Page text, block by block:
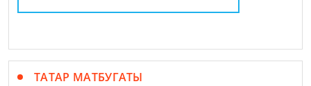
ТАТАР МАТБУГАТЫ